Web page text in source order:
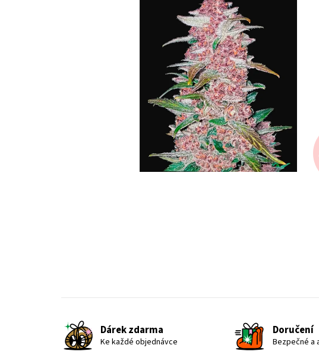
Dárek zdarma
Ke každé objednávce
Doručení
Bezpečné a